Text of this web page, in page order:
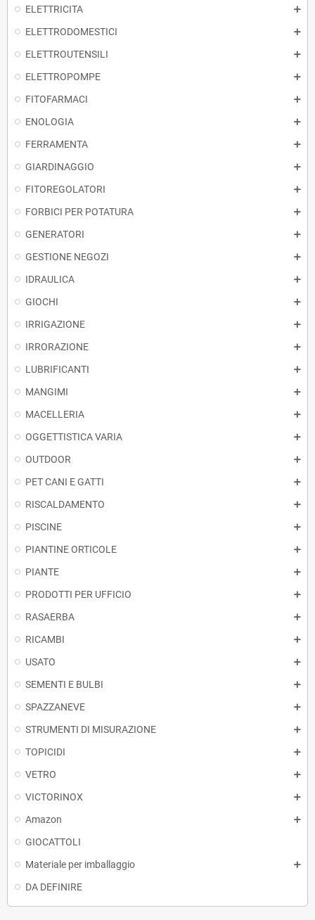
ELETTRICITA
ELETTRODOMESTICI
ELETTROUTENSILI
ELETTROPOMPE
FITOFARMACI
ENOLOGIA
FERRAMENTA
GIARDINAGGIO
FITOREGOLATORI
FORBICI PER POTATURA
GENERATORI
GESTIONE NEGOZI
IDRAULICA
GIOCHI
IRRIGAZIONE
IRRORAZIONE
LUBRIFICANTI
MANGIMI
MACELLERIA
OGGETTISTICA VARIA
OUTDOOR
PET CANI E GATTI
RISCALDAMENTO
PISCINE
PIANTINE ORTICOLE
PIANTE
PRODOTTI PER UFFICIO
RASAERBA
RICAMBI
USATO
SEMENTI E BULBI
SPAZZANEVE
STRUMENTI DI MISURAZIONE
TOPICIDI
VETRO
VICTORINOX
Amazon
GIOCATTOLI
Materiale per imballaggio
DA DEFINIRE